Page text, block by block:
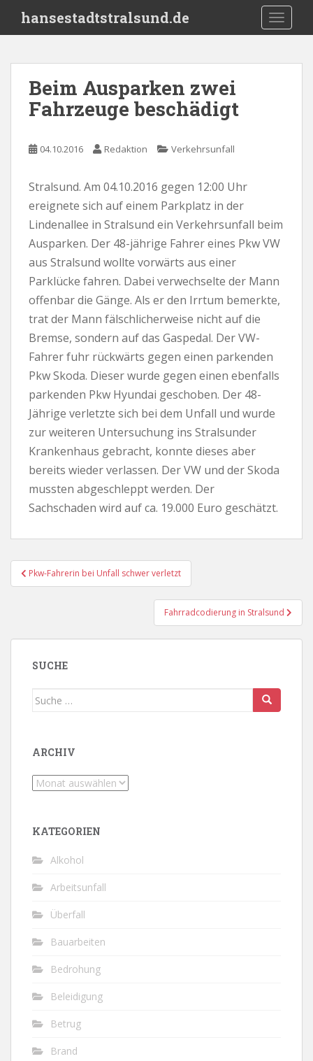
i
hansestadtstralsund.de
Beim Ausparken zwei
Fahrzeuge beschädigt
04.10.2016 Redaktion Verkehrsunfall
Stralsund. Am 04.10.2016 gegen 12:00 Uhr
ereignete sich auf einem Parkplatz in der
Lindenallee in Stralsund ein Verkehrsunfall beim
Ausparken. Der 48-jährige Fahrer eines Pkw VW
aus Stralsund wollte vorwärts aus einer
Parklücke fahren. Dabei verwechselte der Mann
offenbar die Gänge. Als er den Irrtum bemerkte,
trat der Mann fälschlicherweise nicht auf die
Bremse, sondern auf das Gaspedal. Der VW-
Fahrer fuhr rückwärts gegen einen parkenden
Pkw Skoda. Dieser wurde gegen einen ebenfalls
parkenden Pkw Hyundai geschoben. Der 48-
Jährige verletzte sich bei dem Unfall und wurde
zur weiteren Untersuchung ins Stralsunder
Krankenhaus gebracht, konnte dieses aber
bereits wieder verlassen. Der VW und der Skoda
mussten abgeschleppt werden. Der
Sachschaden wird auf ca. 19.000 Euro geschätzt.
Beitragsnavigation
Pkw-Fahrerin bei Unfall schwer verletzt
Fahrradcodierung in Stralsund
SUCHE
Suche
ARCHIV
Archiv
KATEGORIEN
Alkohol
Arbeitsunfall
Überfall
Bauarbeiten
Bedrohung
Beleidigung
Betrug
Brand